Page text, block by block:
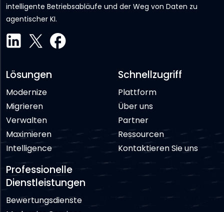
intelligente Betriebsabläufe und der Weg von Daten zu
agentischer KI.
Lösungen
Modernize
Migrieren
Verwalten
Maximieren
Intelligence
Professionelle
Dienstleistungen
Bewertungsdienste
Schnellzugriff
Plattform
Über uns
Partner
Ressourcen
Kontaktieren Sie uns